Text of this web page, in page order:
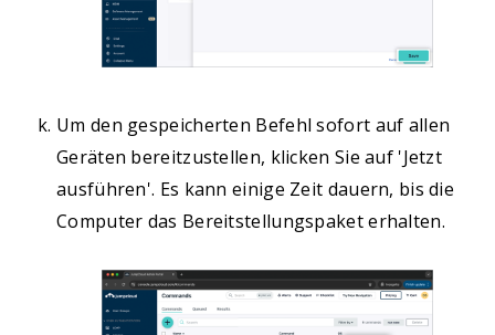
Um den gespeicherten Befehl sofort auf allen
Geräten bereitzustellen, klicken Sie auf 'Jetzt
ausführen'. Es kann einige Zeit dauern, bis die
Computer das Bereitstellungspaket erhalten.